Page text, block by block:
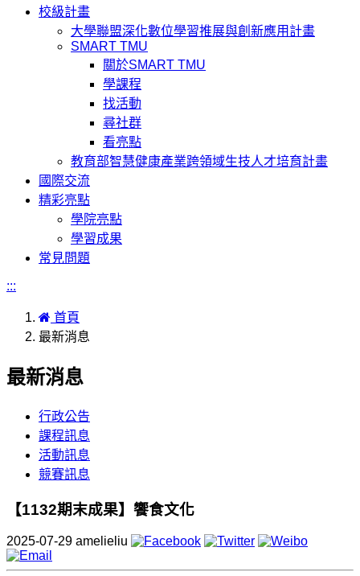
校級計畫
大學聯盟深化數位學習推展與創新應用計畫
SMART TMU
關於SMART TMU
學課程
找活動
尋社群
看亮點
教育部智慧健康產業跨領域生技人才培育計畫
國際交流
精彩亮點
學院亮點
學習成果
常見問題
:::
首頁
最新消息
最新消息
行政公告
課程訊息
活動訊息
競賽訊息
【1132期末成果】饗食文化
2025-07-29 amelieliu